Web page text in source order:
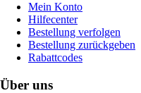
Mein Konto
Hilfecenter
Bestellung verfolgen
Bestellung zurückgeben
Rabattcodes
Über uns